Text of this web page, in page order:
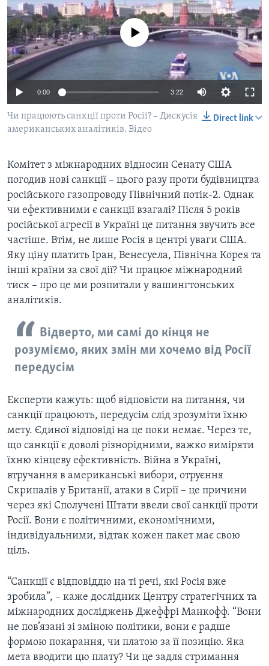
СУСПІЛЬСТВО
ЕКОНОМІКА
ІСТОРІЇ УСПІХУ УКРАЇНЦІВ
ТЕЛЕПРОГРАМИ
ЧАС-TIME
БРИФІНГ ГОЛОСУ АМЕРИКИ
СТУДІЯ ВАШИНГТОН
ВІКНО В АМЕРИКУ
ПРАЙМ-ТАЙМ
ENGLISH
Learning English
Мови
No media source currently available
0:00 3:22
Direct link
Чи працюють санкції проти Росії? – Дискусія
американських аналітиків. Відео
Комітет з міжнародних відносин Сенату США
погодив нові санкції – цього разу проти будівництва
російського газопроводу Північний потік-2. Однак
чи ефективними є санкції взагалі? Після 5 років
російської агресії в Україні це питання звучить все
частіше. Втім, не лише Росія в центрі уваги США.
Яку ціну платить Іран, Венесуела, Північна Корея та
інші країни за свої дії? Чи працює міжнародний
тиск – про це ми розпитали у вашингтонських
аналітиків.
Відверто, ми самі до кінця не
розуміємо, яких змін ми хочемо від Росії
передусім
Експерти кажуть: щоб відповісти на питання, чи
санкції працюють, передусім слід зрозуміти їхню
мету. Єдиної відповіді на це поки немає. Через те,
що санкції є доволі різнорідними, важко виміряти
їхню кінцеву ефективність. Війна в Україні,
втручання в американські вибори, отруєння
Скрипалів у Британії, атаки в Сирії – це причини
через які Сполучені Штати ввели свої санкції проти
Росії. Вони є політичними, економічними,
індивідуальними, відтак кожен пакет має свою
ціль.
“Санкції є відповіддю на ті речі, які Росія вже
зробила”, – каже дослідник Центру стратегічних та
міжнародних досліджень Джеффрі Манкофф. “Вони
не пов’язані зі зміною політики, вони є радше
формою покарання, чи платою за її позицію. Яка
мета вводити цю плату? Чи це задля стримання